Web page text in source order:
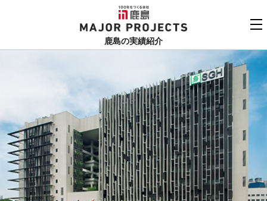
鹿島
MAJOR PROJECTS
鹿島の実績紹介
更新順でみる
用途でさがす
竣工年でさがす
地域でさがす
よくあるご質問
鹿島建設株式会社
個人情報保護方針
お問い合わせ